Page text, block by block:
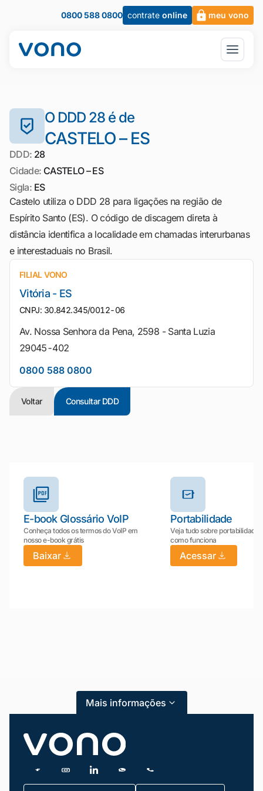
0800 588 0800 contrate online meu vono
O DDD 28 é de
CASTELO – ES
DDD: 28
Cidade: CASTELO – ES
Sigla: ES
Castelo utiliza o DDD 28 para ligações na região de
Espírito Santo (ES). O código de discagem direta à
distância identifica a localidade em chamadas interurbanas
e interestaduais no Brasil.
FILIAL VONO
Vitória - ES
CNPJ: 30.842.345/0012-06
Av. Nossa Senhora da Pena, 2598 - Santa Luzia
29045-402
0800 588 0800
Voltar Consultar DDD
E-book Glossário VoIP
Conheça todos os termos do VoIP em
nosso e-book grátis
Baixar
Portabilidade
Veja tudo sobre portabilidade:
como funciona
Acessar
Mais informações